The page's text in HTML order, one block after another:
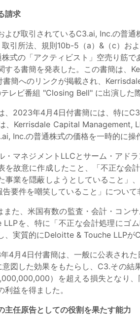
請求
よび取引されているC3.ai, Inc.の普
引所法、規則10b-5（a）&（c）お
式の「アクティビスト」空売り筋
する書簡を発表した。この書簡は
簡へのリンクが掲載され、
レビ番組 "Closing Bell" に出演した
、2023年4月4日付書簡には、特に
、Kerrisdale Capital Management,
Inc.の普通株式の価格を一時的に操
・マネジメントLLCとサーム・アド
を故意に作成したこと、「不正な会
事業を隠蔽しようとしていること」
要件を嘲笑していること」について
た、米国有数の監査・会計・コン
を、特に「不正な会計処理にゴ
、実質的にDeloitte & Touche LLPが
4月4日付書簡は、一般に公表され
図した効果をもたらし、C3.その
）を超える損失となり
益を得ました。
主任原告としての役割を果たす能力